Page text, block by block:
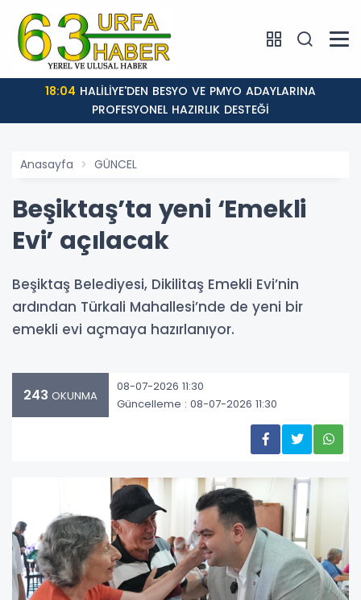
18:04
PROFESYONEL HAZIRLIK DESTEĞİ
Anasayfa GÜNCEL
Beşiktaş’ta yeni ‘Emekli
Evi’ açılacak
Beşiktaş Belediyesi, Dikilitaş Emekli Evi’nin
ardından Türkali Mahallesi’nde de yeni bir
emekli evi açmaya hazırlanıyor.
243 OKUNMA
08-07-2026 11:30
Güncelleme : 08-07-2026 11:30